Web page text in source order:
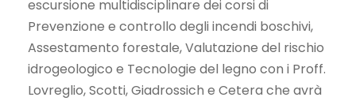
escursione multidisciplinare dei corsi di
Prevenzione e controllo degli incendi boschivi,
Assestamento forestale, Valutazione del rischio
idrogeologico e Tecnologie del legno con i Proff.
Lovreglio, Scotti, Giadrossich e Cetera che avrà